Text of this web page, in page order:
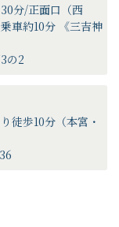
分/正面口（西
車約10分 《三吉神
の2
徒歩10分（本宮・